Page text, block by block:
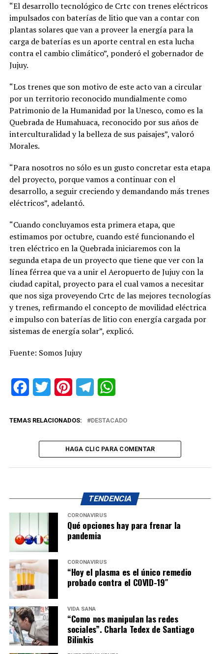
“El desarrollo tecnológico de Crtc con trenes eléctricos
impulsados con baterías de litio que van a contar con
plantas solares que van a proveer la energía para la
carga de baterías es un aporte central en esta lucha
contra el cambio climático”, ponderó el gobernador de
Jujuy.
“Los trenes que son motivo de este acto van a circular
por un territorio reconocido mundialmente como
Patrimonio de la Humanidad por la Unesco, como es la
Quebrada de Humahuaca, reconocido por sus años de
interculturalidad y la belleza de sus paisajes”, valoró
Morales.
“Para nosotros no sólo es un gusto concretar esta etapa
del proyecto, porque vamos a continuar con el
desarrollo, a seguir creciendo y demandando más trenes
eléctricos”, adelantó.
“Cuando concluyamos esta primera etapa, que
estimamos por octubre, cuando esté funcionando el
tren eléctrico en la Quebrada iniciaremos con la
segunda etapa de un proyecto que tiene que ver con la
línea férrea que va a unir el Aeropuerto de Jujuy con la
ciudad capital, proyecto para el cual vamos a necesitar
que nos siga proveyendo Crtc de las mejores tecnologías
y trenes, refirmando el concepto de movilidad eléctrica
e impulso con baterías de litio con energía cargada por
sistemas de energía solar”, explicó.
Fuente: Somos Jujuy
FacebookTwitter PinterestTelegram
TEMAS RELACIONADOS: DESTACADO
HAGA CLIC PARA COMENTAR
TENDENCIA
CORONAVIRUS
Qué opciones hay para frenar la
pandemia
CORONAVIRUS
“Hoy el plasma es el único remedio
probado contra el COVID-19″
VIDA SANA
“Como nos manipulan las redes
sociales”. Charla Tedex de Santiago
Bilinkis